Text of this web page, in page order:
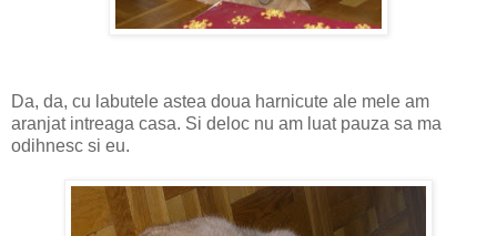
Da, da, cu labutele astea doua harnicute ale mele am
aranjat intreaga casa. Si deloc nu am luat pauza sa ma
odihnesc si eu.